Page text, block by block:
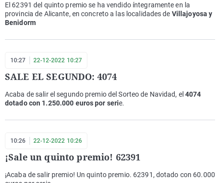
El 62391 del quinto premio se ha vendido íntegramente en la
provincia de Alicante, en concreto a las localidades de Villajoyosa y
Benidorm
10:27 22-12-2022 10:27
SALE EL SEGUNDO: 4074
Acaba de salir el segundo premio del Sorteo de Navidad, el 4074
dotado con 1.250.000 euros por serie.
10:26 22-12-2022 10:26
¡Sale un quinto premio! 62391
¡Acaba de salir premio! Un quinto premio. 62391, dotado con 60.000